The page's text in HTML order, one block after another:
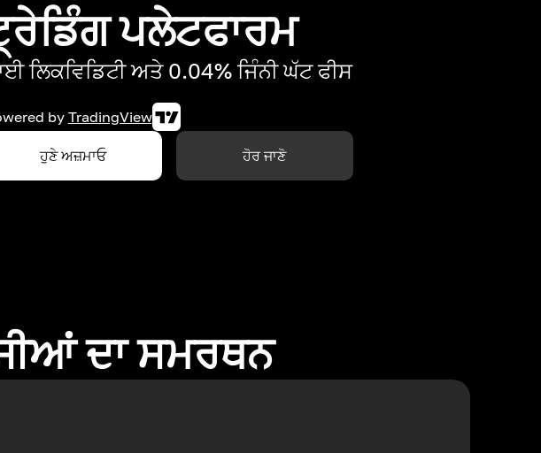
ਪਲੇਟਫਾਰਮ
ਲਿਕਵਿਡਿਟੀ ਅਤੇ 0.04% ਜਿੰਨੀ ਘੱਟ ਫੀਸ
by TradingView
ਹੁਣੇ ਅਜ਼ਮਾਓ ਹੋਰ ਜਾਣੋ
ਦਾ ਸਮਰਥਨ